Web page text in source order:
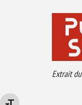
Extrait